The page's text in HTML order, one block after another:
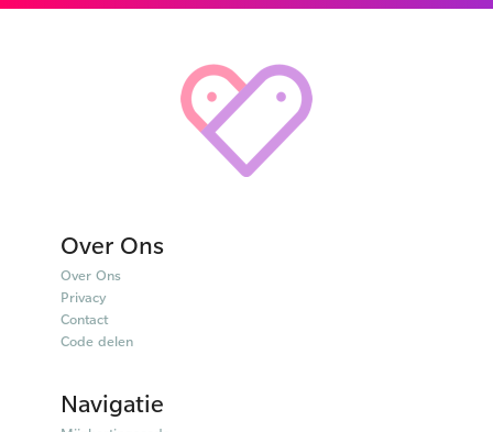
Over Ons
Over Ons
Privacy
Contact
Code delen
Navigatie